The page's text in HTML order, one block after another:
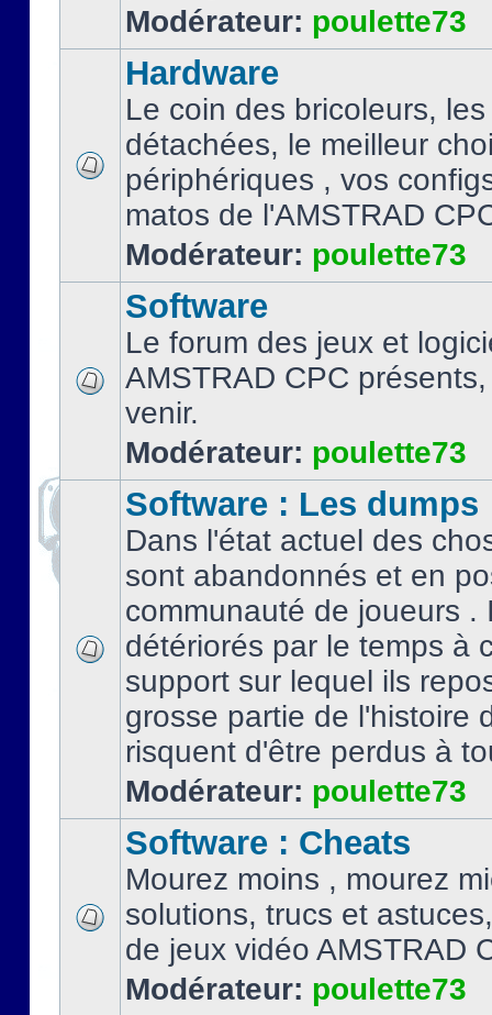
Modérateur: poulette73
Hardware
Le coin des bricoleurs,
détachées, le meilleur
périphériques , vos
matos de l'AMSTRAD
Modérateur: poulette73
Software
Le forum des jeux et
AMSTRAD CPC
venir.
Modérateur: poulette73
Software : Les dumps
Dans l'état actuel des
sont abandonnés et en
communauté de joueurs .
détériorés par le temps à
support sur lequel ils
grosse partie de l'histoire
risquent d'être perdus à
Modérateur: poulette73
Software : Cheats
Mourez moins , mourez
solutions, trucs et
de jeux vidéo AMSTRAD
Modérateur: poulette73